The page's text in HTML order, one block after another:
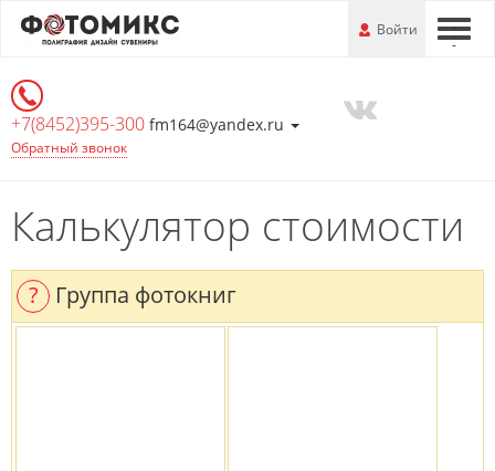
Перейти
информации
---
Войти
+7(8452)395-300 fm164@yandex.ru
Обратный звонок
Калькулятор стоимости
? Группа фотокниг